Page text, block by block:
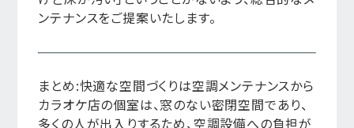
ンテナンスをご提案いたします。
まとめ:快適な空間づくりは空調メンテナンスから
カラオケ店の個室は、窓のない密閉空間であり、
多くの人が出入りするため、空調設備への負担が